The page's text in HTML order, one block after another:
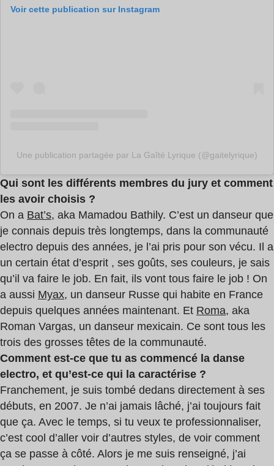
Voir cette publication sur Instagram
Une publication partagée par La Gaîté Lyrique (@gaitelyrique)
Qui sont les différents membres du jury et comment
les avoir choisis ?
On a Bat’s, aka Mamadou Bathily. C’est un danseur que
je connais depuis très longtemps, dans la communauté
electro depuis des années, je l’ai pris pour son vécu. Il a
un certain état d’esprit , ses goûts, ses couleurs, je sais
qu’il va faire le job. En fait, ils vont tous faire le job ! On
a aussi Myax, un danseur Russe qui habite en France
depuis quelques années maintenant. Et Roma, aka
Roman Vargas, un danseur mexicain. Ce sont tous les
trois des grosses têtes de la communauté.
Comment est-ce que tu as commencé la danse
electro, et qu’est-ce qui la caractérise ?
Franchement, je suis tombé dedans directement à ses
débuts, en 2007. Je n’ai jamais lâché, j’ai toujours fait
que ça. Avec le temps, si tu veux te professionnaliser,
c’est cool d’aller voir d’autres styles, de voir comment
ça se passe à côté. Alors je me suis renseigné, j’ai